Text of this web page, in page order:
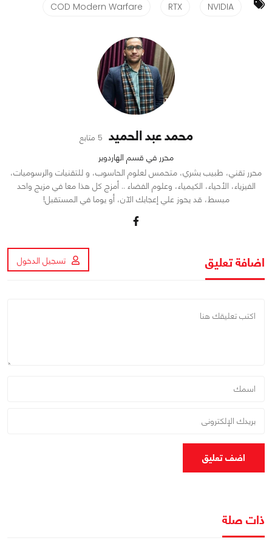
NVIDIA
RTX
COD Modern Warfare
محمد عبد الحميد 5 متابع
محرر في قسم الهاردوير
محرر تقني، طبيب بشري، متحمس لعلوم الحاسوب، و للتقنيات والرسوميات،
الفيزياء، الأحياء، الكيمياء، وعلوم الفضاء .. أمزج كل هذا معا في مزيج واحد
مبسط، قد يحوز علي إعجابك الآن، أو يوما في المستقبل!
اضافة تعليق تسجيل الدخول
اضف تعليق
ذات صلة